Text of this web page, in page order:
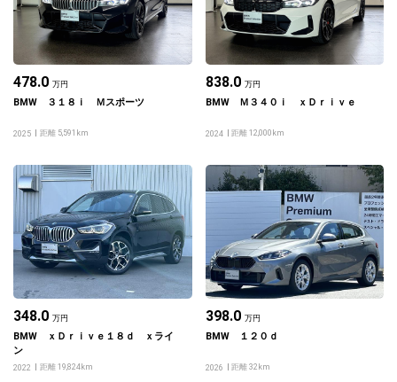
478.0 万円
BMW ３１８ｉ Ｍスポーツ
2025 距離 5,591km
838.0 万円
BMW Ｍ３４０ｉ ｘＤｒｉｖｅ
2024 距離 12,000km
348.0 万円
BMW ｘＤｒｉｖｅ１８ｄ ｘライ
ン
2022 距離 19,824km
398.0 万円
BMW １２０ｄ
2026 距離 32km